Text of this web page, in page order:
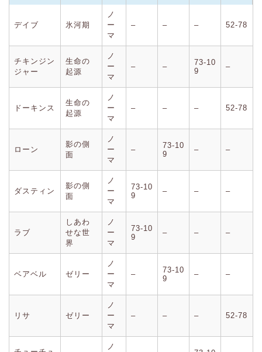
デイブ 氷河期
ノ
ー
マ
– – – 52-78
チキンジン
ジャー
生命の
起源
ノ
ー
マ
– –
73-10
9
–
ドーキンス
生命の
起源
ノ
ー
マ
– – – 52-78
ローン
影の側
面
ノ
ー
マ
–
73-10
9
– –
ダスティン
影の側
面
ノ
ー
マ
73-10
9
– – –
ラブ
しあわ
せな世
界
ノ
ー
マ
73-10
9
– – –
ベアベル ゼリー
ノ
ー
マ
–
73-10
9
– –
リサ ゼリー
ノ
ー
マ
– – – 52-78
ノ